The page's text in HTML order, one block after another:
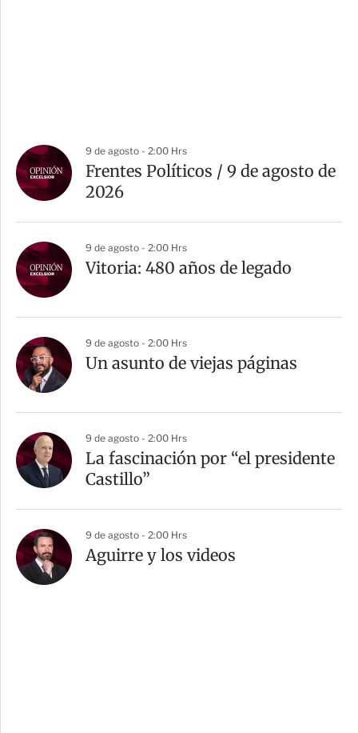
9 de agosto - 2:00 Hrs
Frentes Políticos / 9 de agosto de
2026
9 de agosto - 2:00 Hrs
Vitoria: 480 años de legado
9 de agosto - 2:00 Hrs
Un asunto de viejas páginas
9 de agosto - 2:00 Hrs
La fascinación por “el presidente
Castillo”
9 de agosto - 2:00 Hrs
Aguirre y los videos